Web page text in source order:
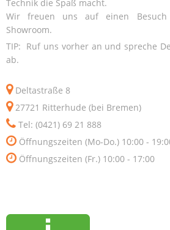
Technik die Spaß macht.
Wir freuen uns auf einen
Showroom.
TIP: Ruf uns vorher an und spreche
ab.
Deltastraße 8
27721 Ritterhude (bei Bremen)
Tel: (0421) 69 21 888
Öffnungszeiten (Mo-Do.) 10:00 -
Öffnungszeiten (Fr.) 10:00 - 17:00